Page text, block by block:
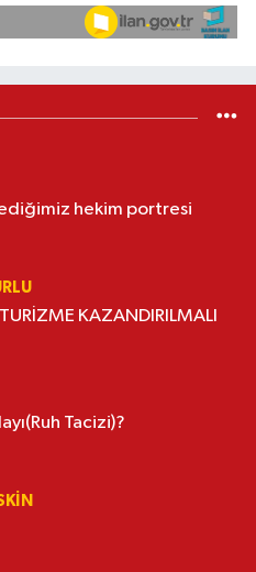
hekim portresi
KAZANDIRILMALI
Tacizi)?